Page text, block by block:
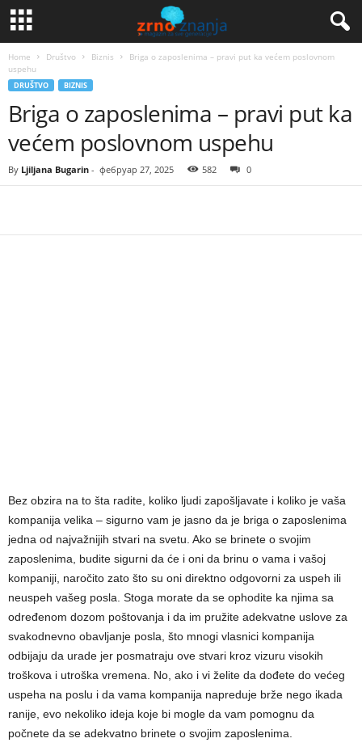
Home Društvo Biznis
Briga o zaposlenima – pravi put ka većem poslovnom
uspehu
DRUŠTVO BIZNIS
Briga o zaposlenima – pravi put ka
većem poslovnom uspehu
By Ljiljana Bugarin - фебруар 27, 2025 582 0
Bez obzira na to šta radite, koliko ljudi zapošljavate i koliko je vaša
kompanija velika – sigurno vam je jasno da je briga o zaposlenima
jedna od najvažnijih stvari na svetu. Ako se brinete o svojim
zaposlenima, budite sigurni da će i oni da brinu o vama i vašoj
kompaniji, naročito zato što su oni direktno odgovorni za uspeh ili
neuspeh vašeg posla. Stoga morate da se ophodite ka njima sa
određenom dozom poštovanja i da im pružite adekvatne uslove za
svakodnevno obavljanje posla, što mnogi vlasnici kompanija
odbijaju da urade jer posmatraju ove stvari kroz vizuru visokih
troškova i utroška vremena. No, ako i vi želite da dođete do većeg
uspeha na poslu i da vama kompanija napreduje brže nego ikada
ranije, evo nekoliko ideja koje bi mogle da vam pomognu da
počnete da se adekvatno brinete o svojim zaposlenima.